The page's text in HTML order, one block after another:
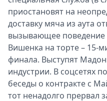
приостановят на
доставку мяча из аута
вызывающее поведение
Вишенка на торте – 15-
финала. Выступят
индустрии. В соцсетях
беседы о контракте с
тот ненадолго прервал